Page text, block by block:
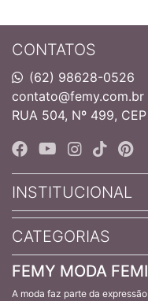
CONTATOS
(62) 98628-0526
contato@femy.com.br
RUA 504, Nº 499,
INSTITUCIONAL
CATEGORIAS
FEMY MODA
A moda faz parte da